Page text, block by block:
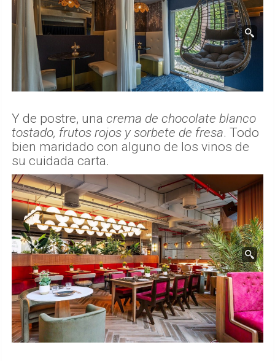
Y de postre, una crema de chocolate blanco
tostado, frutos rojos y sorbete de fresa. Todo
bien maridado con alguno de los vinos de
su cuidada carta.